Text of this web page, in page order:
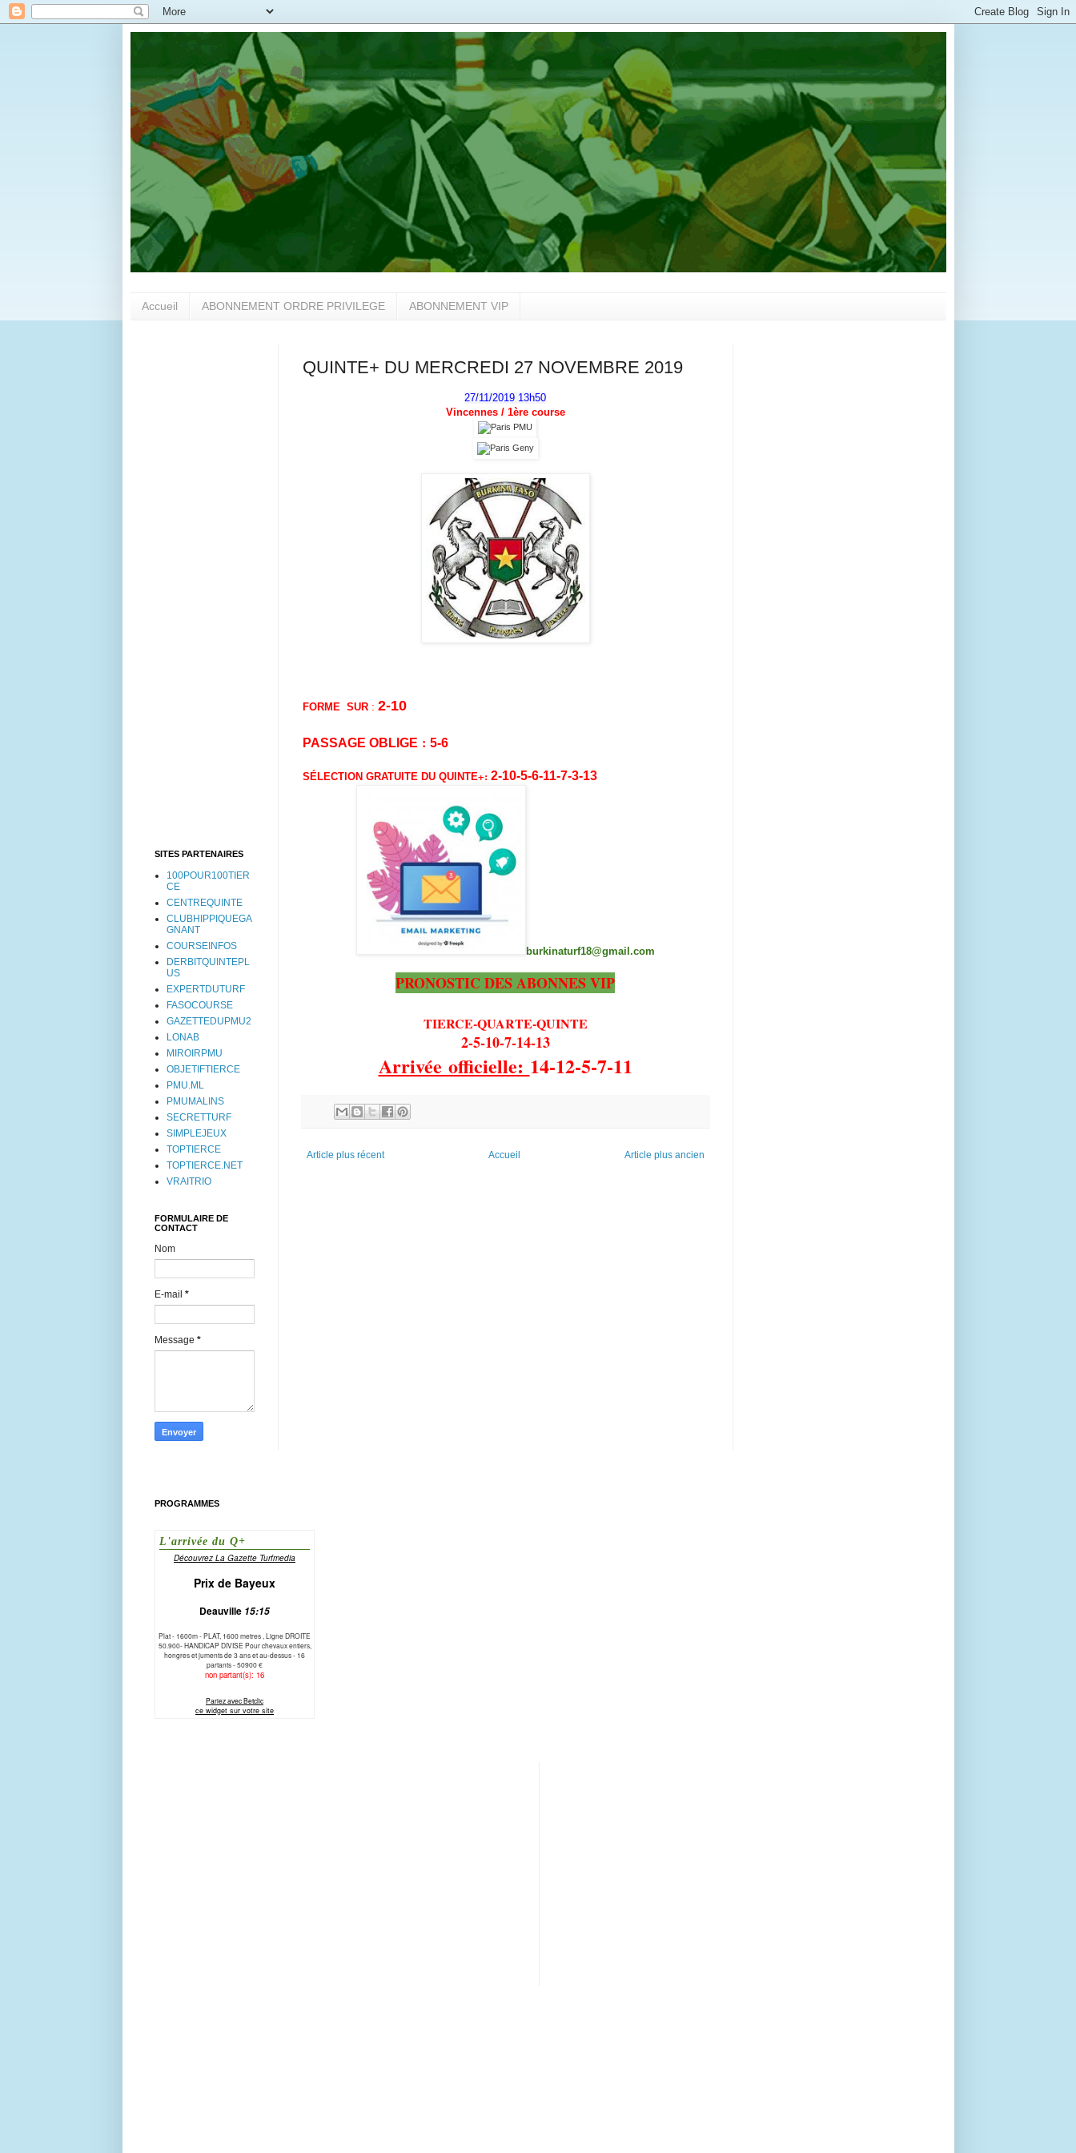
Accueil ABONNEMENT ORDRE PRIVILEGE ABONNEMENT VIP
QUINTE+ DU MERCREDI 27 NOVEMBRE 2019
27/11/2019 13h50
Vincennes / 1èrecourse
FORME SUR : 2-10
PASSAGE OBLIGE : 5-6
SÉLECTION GRATUITE DU QUINTE+: 2-10-5-6-11-7-3-13
burkinaturf18@gmail.com
PRONOSTIC DES ABONNES VIP
TIERCE-QUARTE-QUINTE
2-5-10-7-14-13
Arrivée officielle: 14-12-5-7-11
Article plus récent Article plus ancien
Accueil
SITES PARTENAIRES
100POUR100TIER
CE
CENTREQUINTE
CLUBHIPPIQUEGA
GNANT
COURSEINFOS
DERBITQUINTEPL
US
EXPERTDUTURF
FASOCOURSE
GAZETTEDUPMU2
LONAB
MIROIRPMU
OBJETIFTIERCE
PMU.ML
PMUMALINS
SECRETTURF
SIMPLEJEUX
TOPTIERCE
TOPTIERCE.NET
VRAITRIO
FORMULAIRE DE
CONTACT
Nom
E-mail *
Message *
PROGRAMMES